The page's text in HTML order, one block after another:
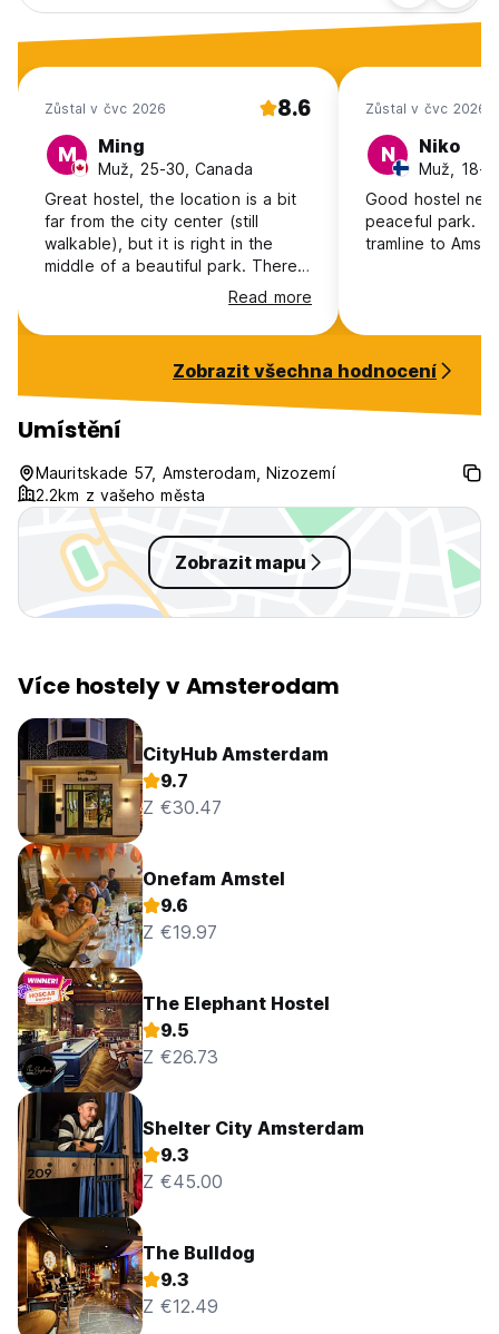
Zůstal v čvc 2026 8.6
M Ming
Muž, 25-30, Canada
Great hostel, the location is a bit
far from the city center (still
walkable), but it is right in the
middle of a beautiful park. There
are parties and the restaurantRead more
Zůstal v čvc 2026
N Niko
Muž, 18-
Good hostel
peaceful park.
tramline to
Zobrazit všechna hodnocení
Umístění
Mauritskade 57, Amsterodam, Nizozemí
2.2km z vašeho města
Zobrazit mapu
Více hostely v Amsterodam
CityHub Amsterdam
9.7
Z €30.47
Onefam Amstel
9.6
Z €19.97
The Elephant Hostel
9.5
Z €26.73
Shelter City Amsterdam
9.3
Z €45.00
The Bulldog
9.3
Z €12.49